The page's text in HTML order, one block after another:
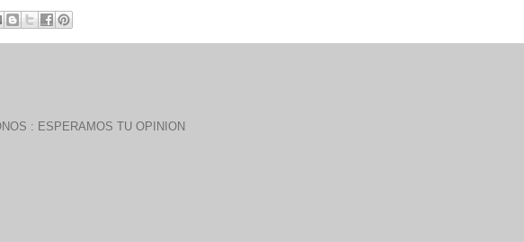
: ESPERAMOS TU OPINION